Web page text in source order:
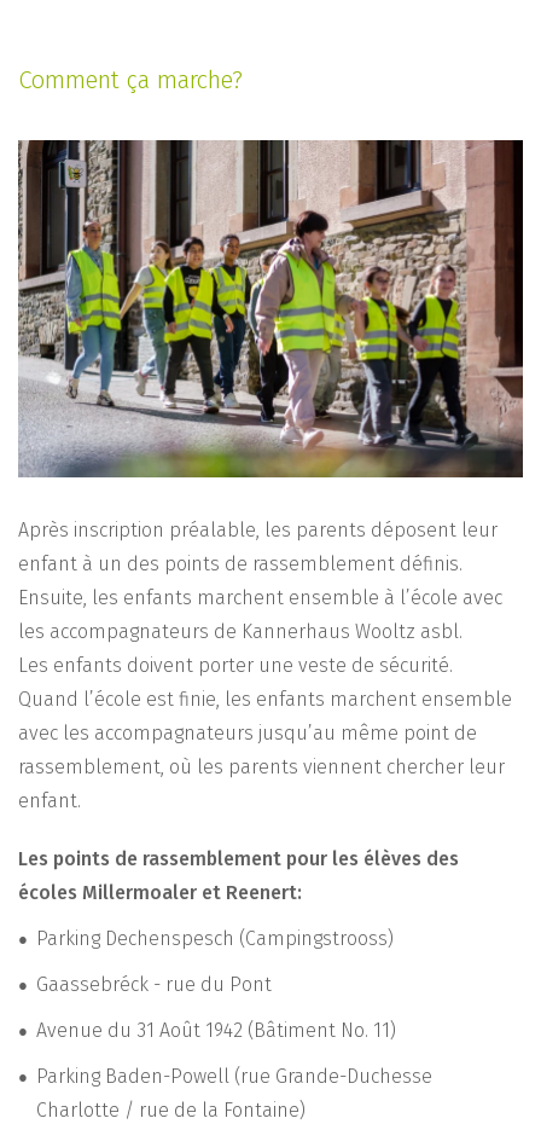
Comment ça marche?
Après inscription préalable, les parents déposent leur
enfant à un des points de rassemblement définis.
Ensuite, les enfants marchent ensemble à l’école avec
les accompagnateurs de Kannerhaus Wooltz asbl.
Les enfants doivent porter une veste de sécurité.
Quand l’école est finie, les enfants marchent ensemble
avec les accompagnateurs jusqu’au même point de
rassemblement, où les parents viennent chercher leur
enfant.
Les points de rassemblement pour les élèves des
écoles Millermoaler et Reenert:
Parking Dechenspesch (Campingstrooss)
Gaassebréck - rue du Pont
Avenue du 31 Août 1942 (Bâtiment No. 11)
Parking Baden-Powell (rue Grande-Duchesse
Charlotte / rue de la Fontaine)